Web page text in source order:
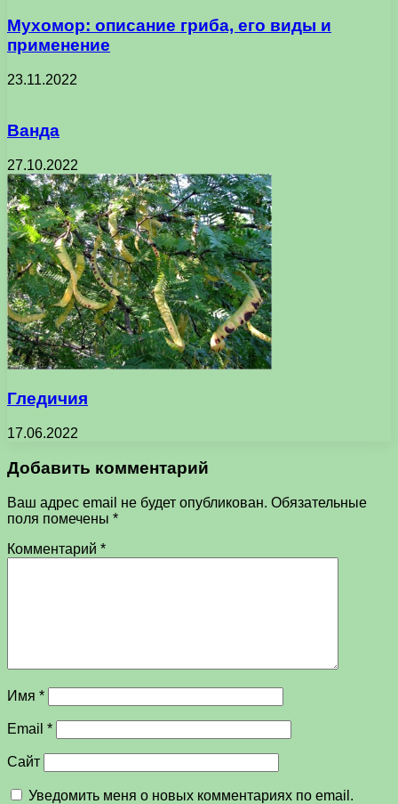
Мухомор: описание гриба, его виды и
применение
23.11.2022
Ванда
27.10.2022
Гледичия
17.06.2022
Добавить комментарий
Ваш адрес email не будет опубликован. Обязательные
поля помечены *
Комментарий *
Имя *
Email *
Сайт
Уведомить меня о новых комментариях по email.